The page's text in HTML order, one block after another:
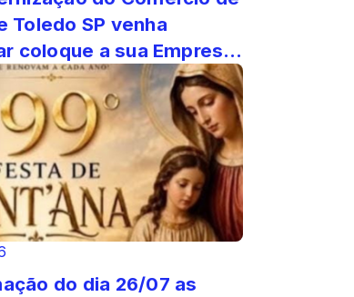
Toledo SP venha
coloque a sua Empresa
do dia 26/07 as